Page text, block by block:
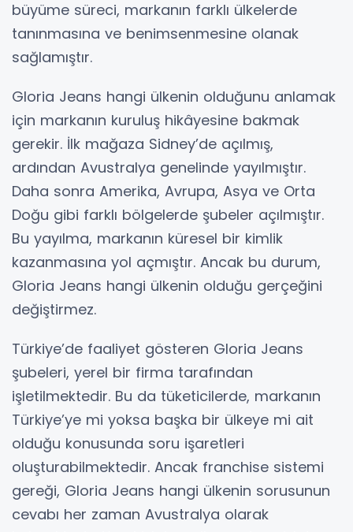
büyüme süreci, markanın farklı ülkelerde
tanınmasına ve benimsenmesine olanak
sağlamıştır.
Gloria Jeans hangi ülkenin olduğunu anlamak
için markanın kuruluş hikâyesine bakmak
gerekir. İlk mağaza Sidney’de açılmış,
ardından Avustralya genelinde yayılmıştır.
Daha sonra Amerika, Avrupa, Asya ve Orta
Doğu gibi farklı bölgelerde şubeler açılmıştır.
Bu yayılma, markanın küresel bir kimlik
kazanmasına yol açmıştır. Ancak bu durum,
Gloria Jeans hangi ülkenin olduğu gerçeğini
değiştirmez.
Türkiye’de faaliyet gösteren Gloria Jeans
şubeleri, yerel bir firma tarafından
işletilmektedir. Bu da tüketicilerde, markanın
Türkiye’ye mi yoksa başka bir ülkeye mi ait
olduğu konusunda soru işaretleri
oluşturabilmektedir. Ancak franchise sistemi
gereği, Gloria Jeans hangi ülkenin sorusunun
cevabı her zaman Avustralya olarak